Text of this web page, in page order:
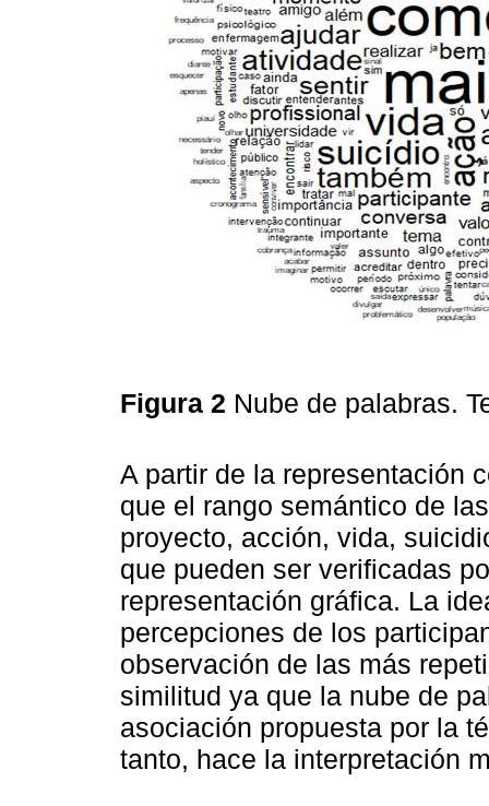
Figura 2 Nube de palabras.
A partir de la representación
que el rango semántico de
proyecto, acción, vida,
que pueden ser verificadas
representación gráfica. La
percepciones de los
observación de las más
similitud ya que la nube de
asociación propuesta por la
tanto, hace la interpretación